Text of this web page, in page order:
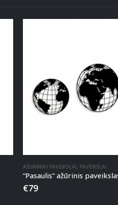
AŽŪRINIAI PAVEIKSLAI, PAVEIKSLAI
“Pasaulis” ažūrinis
€79